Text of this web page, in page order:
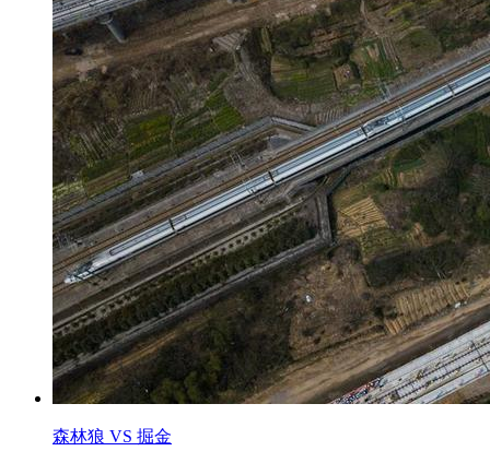
森林狼 VS 掘金